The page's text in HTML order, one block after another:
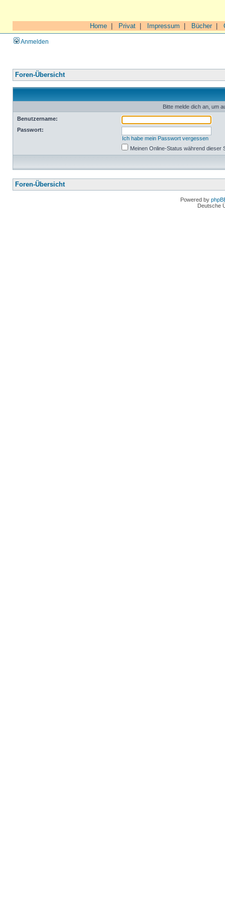
Home Privat Impressum Bücher|
Anmelden
Foren-Übersicht
Bitte melde dich an, um
Benutzername:
Passwort:
Ich habe mein Passwort vergessen
Meinen Online-Status während dieser
Foren-Übersicht
Powered by
Deutsche